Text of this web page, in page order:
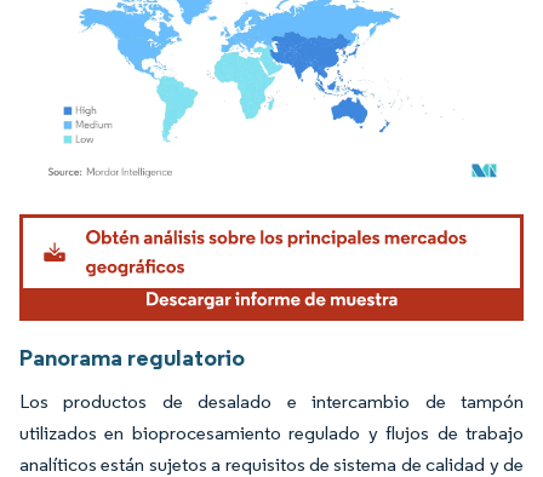
Imagen © Mordor Intelligence. El uso requiere atribución según CC BY 4.0.
Panorama regulatorio
Los productos de desalado e intercambio de tampón
utilizados en bioprocesamiento regulado y flujos de trabajo
analíticos están sujetos a requisitos de sistema de calidad y de